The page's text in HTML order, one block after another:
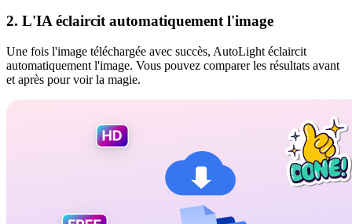
2. L'IA éclaircit automatiquement l'image
Une fois l'image téléchargée avec succès, AutoLight éclaircit
automatiquement l'image. Vous pouvez comparer les résultats avant
et après pour voir la magie.